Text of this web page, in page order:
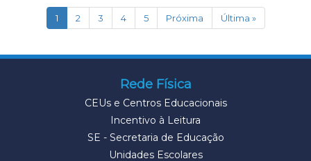
1(current)
2 3 4 5 Próxima Última »
Rede Física
CEUs e Centros Educacionais
Incentivo à Leitura
SE - Secretaria de Educação
Unidades Escolares